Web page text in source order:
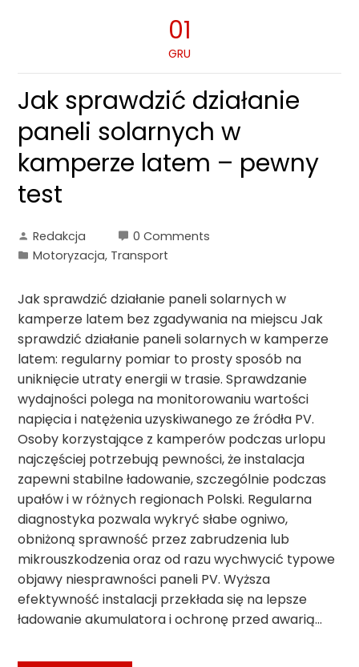
01
GRU
Jak sprawdzić działanie
paneli solarnych w
kamperze latem – pewny
test
Redakcja
0 Comments
Motoryzacja, Transport
Jak sprawdzić działanie paneli solarnych w
kamperze latem bez zgadywania na miejscu Jak
sprawdzić działanie paneli solarnych w kamperze
latem: regularny pomiar to prosty sposób na
uniknięcie utraty energii w trasie. Sprawdzanie
wydajności polega na monitorowaniu wartości
napięcia i natężenia uzyskiwanego ze źródła PV.
Osoby korzystające z kamperów podczas urlopu
najczęściej potrzebują pewności, że instalacja
zapewni stabilne ładowanie, szczególnie podczas
upałów i w różnych regionach Polski. Regularna
diagnostyka pozwala wykryć słabe ogniwo,
obniżoną sprawność przez zabrudzenia lub
mikrouszkodzenia oraz od razu wychwycić typowe
objawy niesprawności paneli PV. Wyższa
efektywność instalacji przekłada się na lepsze
ładowanie akumulatora i ochronę przed awarią…